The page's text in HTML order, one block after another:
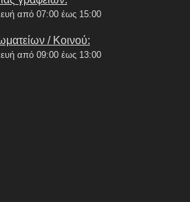
από 07:00 έως 15:00
/ Κοινού:
από 09:00 έως 13:00